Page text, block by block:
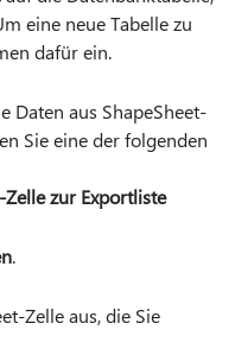
eine neue Tabelle zu
dafür ein.
Daten aus ShapeSheet-
Sie eine der folgenden
zur Exportliste
.
Zelle aus, die Sie